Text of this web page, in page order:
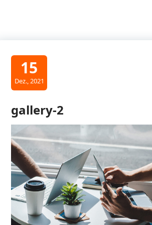
15
Dez., 2021
gallery-2